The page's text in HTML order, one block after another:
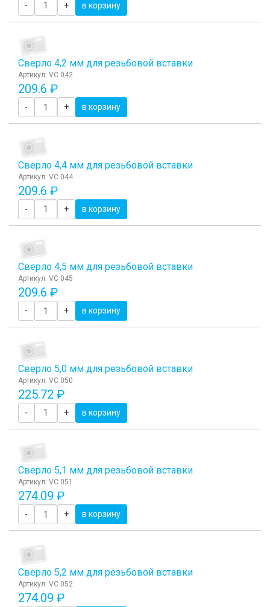
- + в корзину
Сверло 4,2 мм для резьбовой вставки
Артикул: VC 042
209.6 ₽
- + в корзину
Сверло 4,4 мм для резьбовой вставки
Артикул: VC 044
209.6 ₽
- + в корзину
Сверло 4,5 мм для резьбовой вставки
Артикул: VC 045
209.6 ₽
- + в корзину
Сверло 5,0 мм для резьбовой вставки
Артикул: VC 050
225.72 ₽
- + в корзину
Сверло 5,1 мм для резьбовой вставки
Артикул: VC 051
274.09 ₽
- + в корзину
Сверло 5,2 мм для резьбовой вставки
Артикул: VC 052
274.09 ₽